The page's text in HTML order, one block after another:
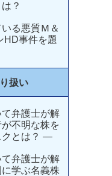
？
る悪質Ｍ＆
HD事件を題
扱い
弁護士が解
不明な株を
クとは？ —
弁護士が解
学ぶ名義株